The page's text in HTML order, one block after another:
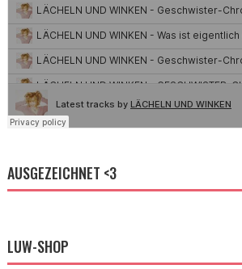
AUSGEZEICHNET <3
LUW-SHOP